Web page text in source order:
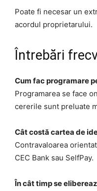
Poate fi necesar un
acordul proprietarului.
Întrebări
Cum fac programare
Programarea se face
cererile sunt preluate
Cât costă cartea de
Contravaloarea
CEC Bank sau SelfPay.
În cât timp se